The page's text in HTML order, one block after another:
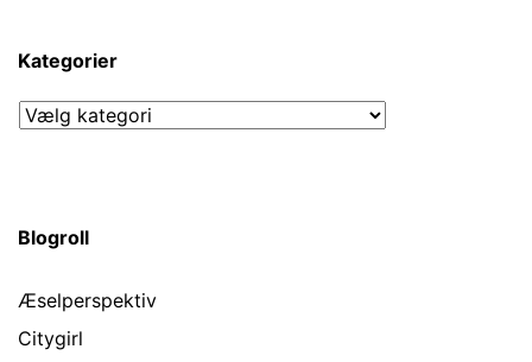
Kategorier
Kategorier
Blogroll
Æselperspektiv
Citygirl